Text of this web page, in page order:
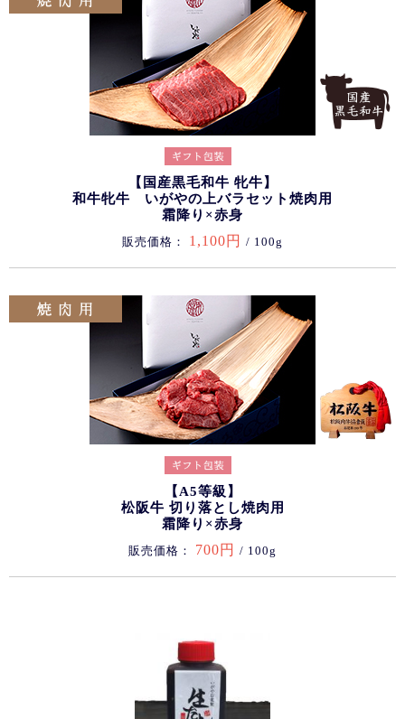
【国産黒毛和牛 牝牛】
和牛牝牛 いがやの上バラセット焼肉用
霜降り×赤身
販売価格： 1,100円 / 100g
【A5等級】
松阪牛 切り落とし焼肉用
霜降り×赤身
販売価格： 700円 / 100g